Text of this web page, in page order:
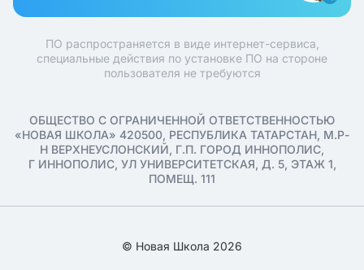
ПО распространяется в виде интернет-сервиса,
специальные действия по установке ПО на стороне
пользователя не требуются
ОБЩЕСТВО С ОГРАНИЧЕННОЙ ОТВЕТСТВЕННОСТЬЮ
«НОВАЯ ШКОЛА» 420500, РЕСПУБЛИКА ТАТАРСТАН, М.Р-
Н ВЕРХНЕУСЛОНСКИЙ, Г.П. ГОРОД ИННОПОЛИС,
Г ИННОПОЛИС, УЛ УНИВЕРСИТЕТСКАЯ, Д. 5, ЭТАЖ 1,
ПОМЕЩ. 111
© Новая Школа 2026